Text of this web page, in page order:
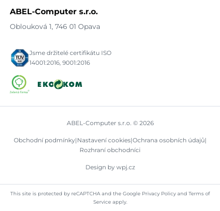
ABEL-Computer s.r.o.
Oblouková 1, 746 01 Opava
Jsme držitelé certifikátu ISO
14001:2016, 9001:2016
ABEL-Computer s.r.o. © 2026
Obchodní podmínky|Nastavení cookies|Ochrana osobních údajů|
Rozhraní obchodníci
Design by wpj.cz
This site is protected by reCAPTCHA and the Google Privacy Policy and Terms of
Serviceapply.